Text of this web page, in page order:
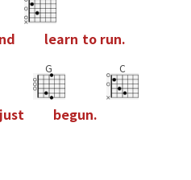
nd learn to run.
just
G
begun.
C